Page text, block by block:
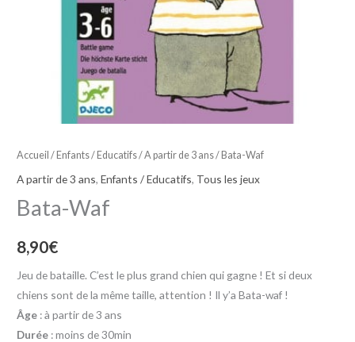
Accueil / Enfants / Educatifs/A partir de 3 ans/ Bata-Waf
A partir de 3 ans,Enfants / Educatifs, Tous les jeux
Bata-Waf
8,90€
Jeu de bataille. C’est le plus grand chien qui gagne ! Et si deux
chiens sont de la même taille, attention ! Il y’a Bata-waf !
Âge : à partir de 3 ans
Durée : moins de 30min